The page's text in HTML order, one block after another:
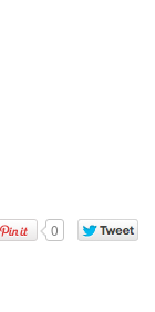
0